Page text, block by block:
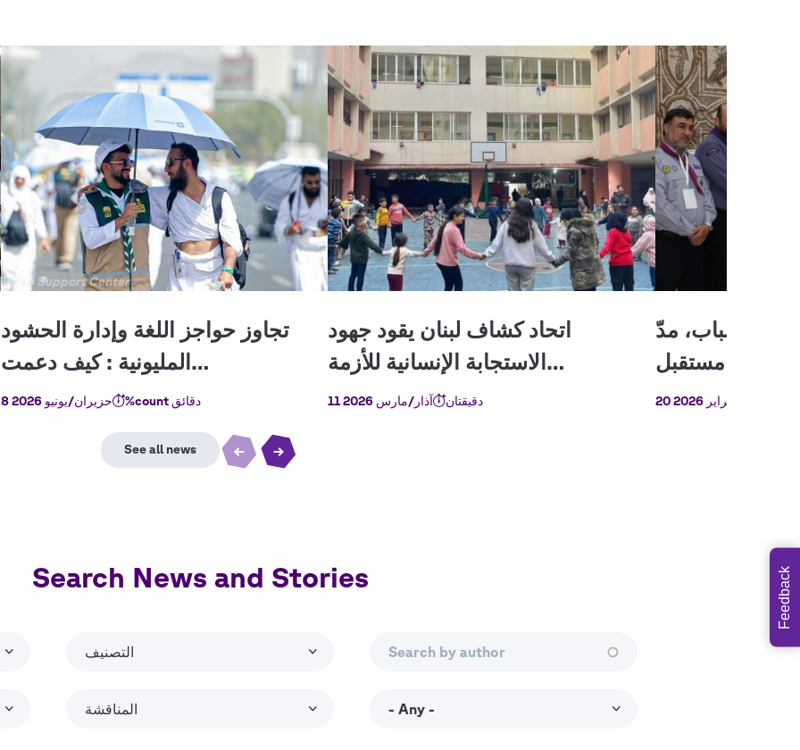
جميع
Arab Support Center
8 حزيران/يونيو 2026 %count دقائق 11 آذار/مارس 2026 دقيقتان 20 شباط/فبراير 2026
Search News and Stories Feedback